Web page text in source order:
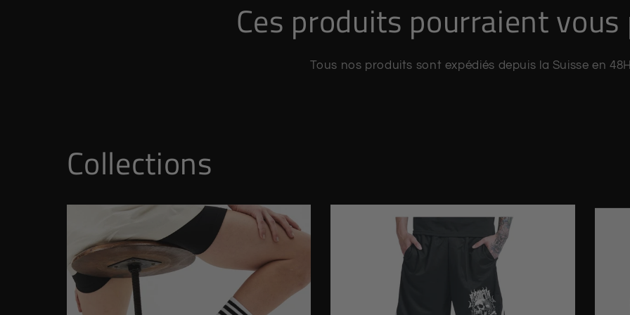
Ces produits pourraient vous
Tous nos produits sont expédiés depuis la Suisse en 48H.
Collections